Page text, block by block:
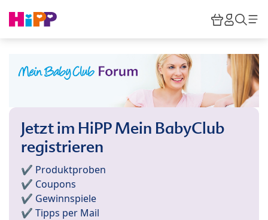
HiPP
Jetzt im HiPP Mein BabyClub
registrieren
✔️ Produktproben
✔️ Coupons
✔️ Gewinnspiele
✔️ Tipps per Mail